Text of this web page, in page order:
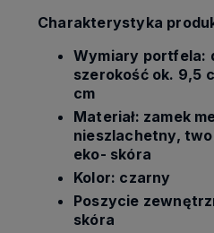
Charakterystyka
Wymiary portfela:
szerokość ok. 9,5
cm
Materiał: zamek
nieszlachetny,
eko- skóra
Kolor: czarny
Poszycie
skóra